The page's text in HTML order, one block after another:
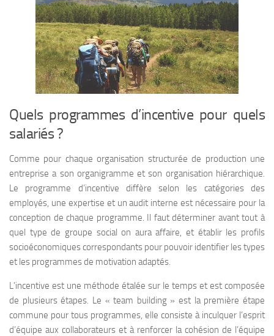
Quels programmes d’incentive pour quels
salariés ?
Comme pour chaque organisation structurée de production une
entreprise a son organigramme et son organisation hiérarchique.
Le programme d’incentive diffère selon les catégories des
employés, une expertise et un audit interne est nécessaire pour la
conception de chaque programme. Il faut déterminer avant tout à
quel type de groupe social on aura affaire, et établir les profils
socioéconomiques correspondants pour pouvoir identifier les types
et les programmes de motivation adaptés.
L’incentive est une méthode étalée sur le temps et est composée
de plusieurs étapes. Le « team building » est la première étape
commune pour tous programmes, elle consiste à inculquer l’esprit
d’équipe aux collaborateurs et à renforcer la cohésion de l’équipe